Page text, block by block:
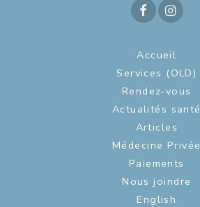
Accueil
Services (OLD)
Rendez-vous
Actualités santé
Articles
Médecine Privée
Paiements
Nous joindre
English